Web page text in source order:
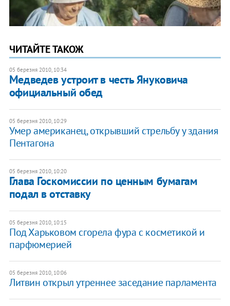
ЧИТАЙТЕ ТАКОЖ
05 березня 2010, 10:34
Медведев устроит в честь Януковича
официальный обед
05 березня 2010, 10:29
Умер американец, открывший стрельбу у здания
Пентагона
05 березня 2010, 10:20
Глава Госкомиссии по ценным бумагам
подал в отставку
05 березня 2010, 10:15
Под Харьковом сгорела фура с косметикой и
парфюмерией
05 березня 2010, 10:06
Литвин открыл утреннее заседание парламента